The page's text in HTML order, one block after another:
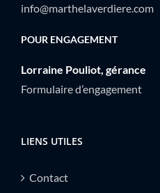
info@marthelaverdiere.com
POUR ENGAGEMENT
Lorraine Pouliot, gérance
Formulaire d’engagement
LIENS UTILES
Contact